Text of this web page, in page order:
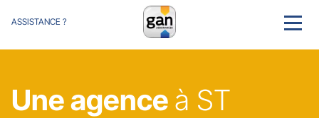
ASSISTANCE ? MENU
Une agence à ST